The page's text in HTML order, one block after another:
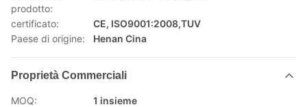
prodotto:
certificato:
CE, ISO9001:2008,TUV
Paese di origine:
Henan Cina
Proprietà Commerciali
MOQ:
1 insieme